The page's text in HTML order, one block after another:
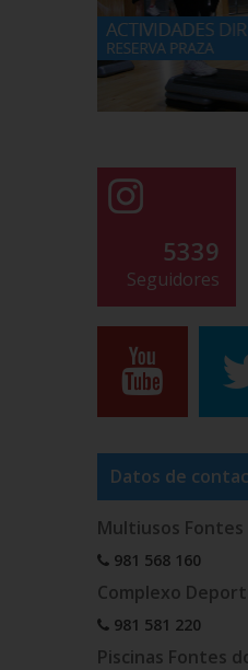
5339
Seguidores
Datos de
Multiusos Fontes
981 568 160
Complexo
981 581 220
Piscinas Fontes